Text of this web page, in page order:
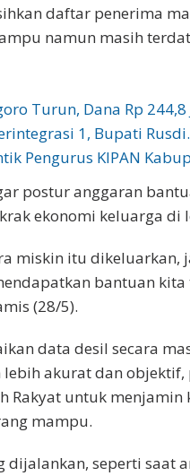
daftar penerima
namun masih
Turun, Dana Rp
1, Bupati
Pengurus KIPAN
postur anggaran
ekonomi keluarga di
miskin itu dikeluarkan,
bantuan
(28/5).
data desil secara
akurat dan
Rakyat untuk
mampu.
seperti saat